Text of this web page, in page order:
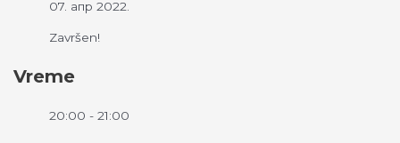
07. апр 2022.
Završen!
Vreme
20:00 - 21:00